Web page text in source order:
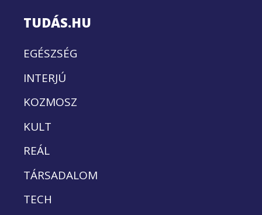
TUDÁS.HU
EGÉSZSÉG
INTERJÚ
KOZMOSZ
KULT
REÁL
TÁRSADALOM
TECH